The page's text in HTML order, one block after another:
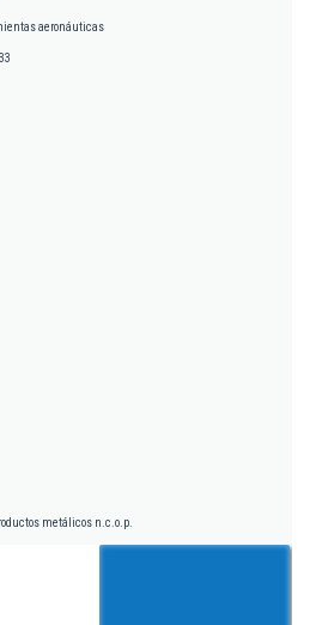
aeronáuticas
metálicos n.c.o.p.